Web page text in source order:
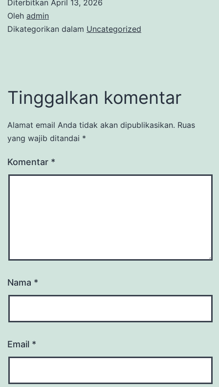
Diterbitkan April 13, 2026
Oleh admin
Dikategorikan dalam Uncategorized
Tinggalkan komentar
Alamat email Anda tidak akan dipublikasikan. Ruas
yang wajib ditandai *
Komentar *
Nama *
Email *